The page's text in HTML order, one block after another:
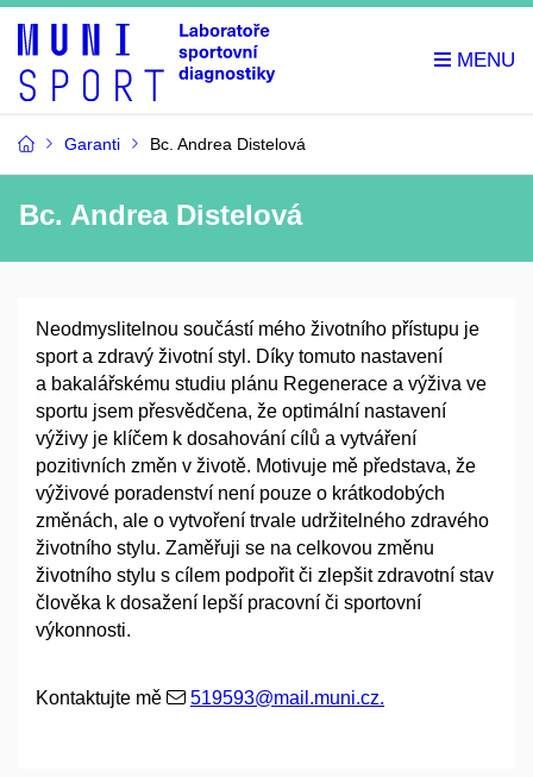
Garanti Bc. Andrea Distelová
Bc. Andrea Distelová
Neodmyslitelnou součástí mého životního přístupu je
sport a zdravý životní styl. Díky tomuto nastavení
a bakalářskému studiu plánu Regenerace a výživa ve
sportu jsem přesvědčena, že optimální nastavení
výživy je klíčem k dosahování cílů a vytváření
pozitivních změn v životě. Motivuje mě představa, že
výživové poradenství není pouze o krátkodobých
změnách, ale o vytvoření trvale udržitelného zdravého
životního stylu. Zaměřuji se na celkovou změnu
životního stylu s cílem podpořit či zlepšit zdravotní stav
člověka k dosažení lepší pracovní či sportovní
výkonnosti.
Kontaktujte mě 519593@mail.muni.cz.